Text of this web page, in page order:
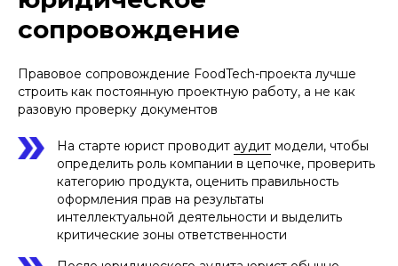
сопровождение
Правовое сопровождение FoodTech-проекта лучше
строить как постоянную проектную работу, а не как
разовую проверку документов
На старте юрист проводит аудит модели, чтобы
определить роль компании в цепочке, проверить
категорию продукта, оценить правильность
оформления прав на результаты
интеллектуальной деятельности и выделить
критические зоны ответственности